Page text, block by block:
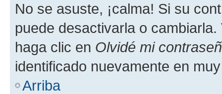
No se asuste, ¡calma! Si su
puede desactivarla o
haga clic en Olvidé mi
identificado nuevamente en
Arriba